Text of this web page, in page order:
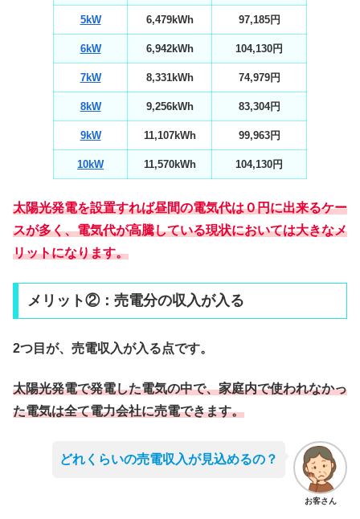
5kW 6,479kWh 97,185円
6kW 6,942kWh 104,130円
7kW 8,331kWh 74,979円
8kW 9,256kWh 83,304円
9kW 11,107kWh 99,963円
10kW 11,570kWh 104,130円
太陽光発電を設置すれば昼間の電気代は０円に出来るケー
スが多く、電気代が高騰している現状においては大きなメ
リットになります。
メリット②：売電分の収入が入る
2つ目が、売電収入が入る点です。
太陽光発電で発電した電気の中で、家庭内で使われなかっ
た電気は全て電力会社に売電できます。
お客さん
どれくらいの売電収入が見込めるの？